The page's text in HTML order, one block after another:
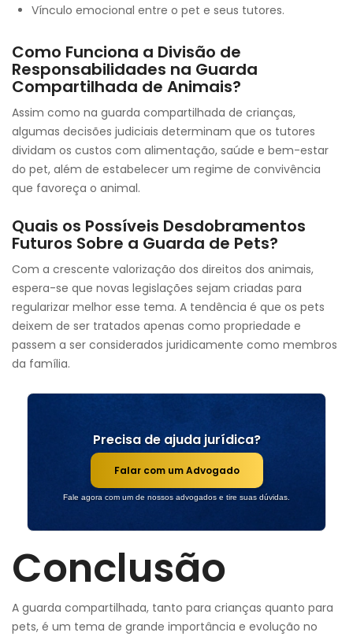
Vínculo emocional entre o pet e seus tutores.
Como Funciona a Divisão de
Responsabilidades na Guarda
Compartilhada de Animais?
Assim como na guarda compartilhada de crianças,
algumas decisões judiciais determinam que os tutores
dividam os custos com alimentação, saúde e bem-estar
do pet, além de estabelecer um regime de convivência
que favoreça o animal.
Quais os Possíveis Desdobramentos
Futuros Sobre a Guarda de Pets?
Com a crescente valorização dos direitos dos animais,
espera-se que novas legislações sejam criadas para
regularizar melhor esse tema. A tendência é que os pets
deixem de ser tratados apenas como propriedade e
passem a ser considerados juridicamente como membros
da família.
Precisa de ajuda jurídica?
Falar com um Advogado
Fale agora com um de nossos advogados e tire suas dúvidas.
Conclusão
A guarda compartilhada, tanto para crianças quanto para
pets, é um tema de grande importância e evolução no